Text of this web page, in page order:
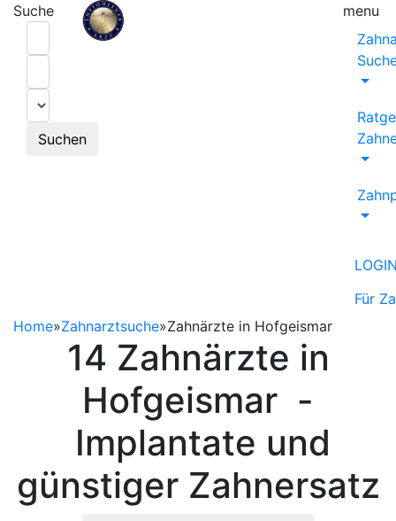
Suche
Suchen
menu
Für
Home»Zahnarztsuche»Zahnärzte in Hofgeismar
14 Zahnärzte in
Hofgeismar -
Implantate und
günstiger Zahnersatz